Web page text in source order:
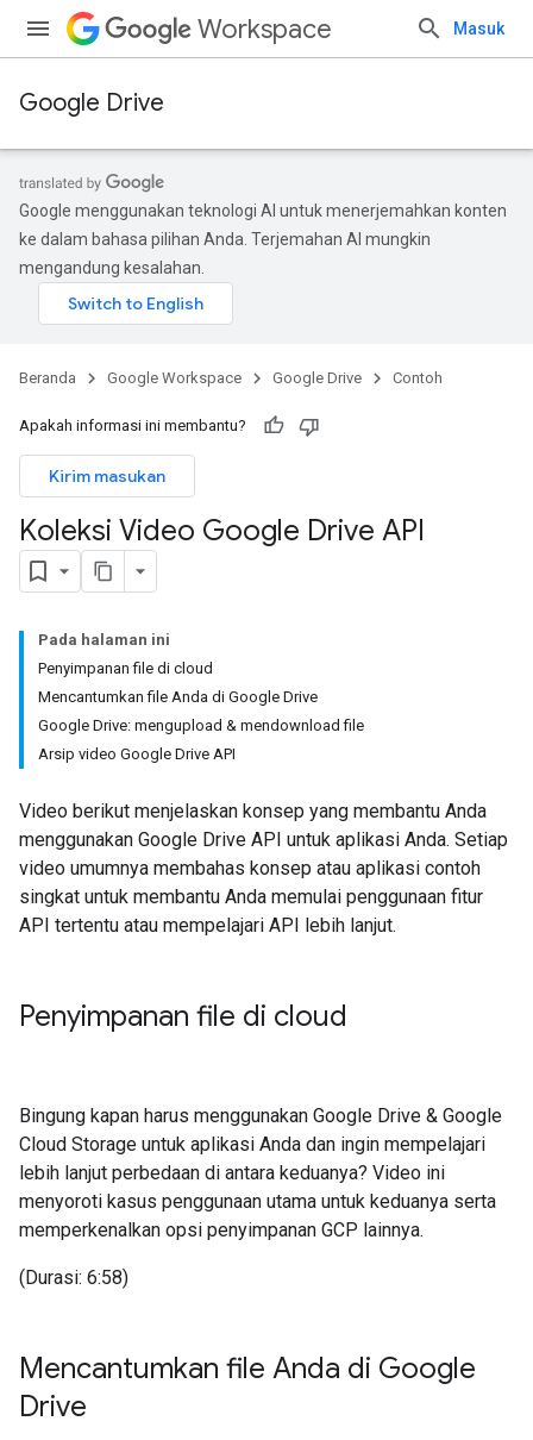
Workspace Masuk
Google Drive
Google menggunakan teknologi AI untuk menerjemahkan konten
ke dalam bahasa pilihan Anda. Terjemahan AI mungkin
mengandung kesalahan.
Beranda Google Workspace Google Drive Contoh
Apakah informasi ini membantu?
Kirim masukan
Koleksi Video Google Drive API
Pada halaman ini
Penyimpanan file di cloud
Mencantumkan file Anda di Google Drive
Google Drive: mengupload & mendownload file
Arsip video Google Drive API
Video berikut menjelaskan konsep yang membantu Anda
menggunakan Google Drive API untuk aplikasi Anda. Setiap
video umumnya membahas konsep atau aplikasi contoh
singkat untuk membantu Anda memulai penggunaan fitur
API tertentu atau mempelajari API lebih lanjut.
Penyimpanan file di cloud
Bingung kapan harus menggunakan Google Drive & Google
Cloud Storage untuk aplikasi Anda dan ingin mempelajari
lebih lanjut perbedaan di antara keduanya? Video ini
menyoroti kasus penggunaan utama untuk keduanya serta
memperkenalkan opsi penyimpanan GCP lainnya.
(Durasi: 6:58)
Mencantumkan file Anda di Google
Drive